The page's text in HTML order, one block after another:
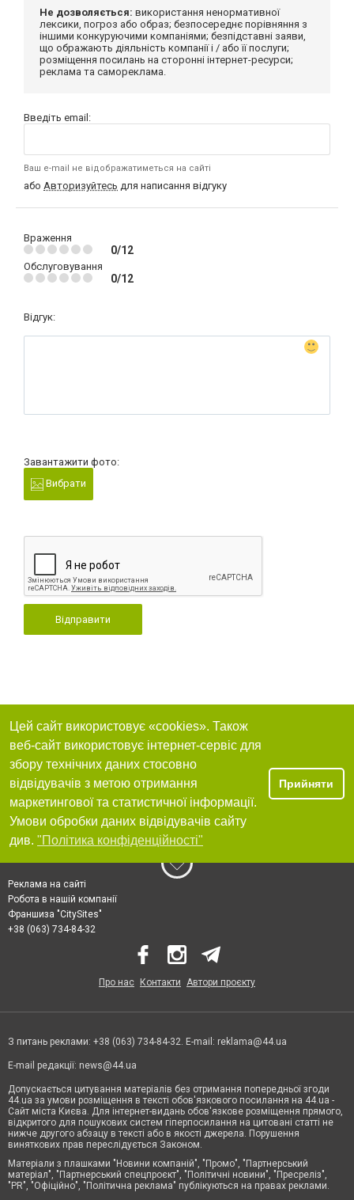
Не дозволяється: використання ненормативної
лексики, погроз або образ; безпосереднє порівняння з
іншими конкуруючими компаніями; безпідставні заяви,
що ображають діяльність компанії і / або її послуги;
розміщення посилань на сторонні інтернет-ресурси;
реклама та самореклама.
Введіть email:
Ваш e-mail не відображатиметься на сайті
або Авторизуйтесь для написання відгуку
Враження
0/12
Обслуговування
0/12
Відгук:
Завантажити фото:
Вибрати
Відправити
Цей сайт використовує «cookies». Також
веб-сайт використовує інтернет-сервіс для
збору технічних даних стосовно
відвідувачів з метою отримання
маркетингової та статистичної інформації.
Умови обробки даних відвідувачів сайту
див. "Політика конфіденційності"
Прийняти
Реклама на сайті
Робота в нашій компанії
Франшиза "CitySites"
+38 (063) 734-84-32
Про нас Контакти Автори проєкту
З питань реклами: +38 (063) 734-84-32. E-mail: reklama@44.ua
E-mail редакції: news@44.ua
Допускається цитування матеріалів без отримання попередньої згоди
44.ua за умови розміщення в тексті обов'язкового посилання на 44.ua -
Сайт міста Києва. Для інтернет-видань обов'язкове розміщення прямого,
відкритого для пошукових систем гіперпосилання на цитовані статті не
нижче другого абзацу в тексті або в якості джерела. Порушення
виняткових прав переслідується Законом.
Матеріали з плашками "Новини компаній", "Промо", "Партнерський
матеріал", "Партнерський спецпроєкт", "Політичні новини", "Пресреліз",
"PR", "Офіційно", "Політична реклама" публікуються на правах реклами.